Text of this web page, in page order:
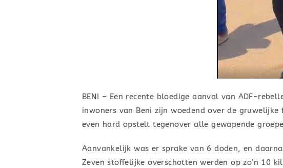
BENI – Een recente bloedige aanval van ADF-
inwoners van Beni zijn woedend over de
even hard opstelt tegenover alle gewapende
Aanvankelijk was er sprake van 6 doden, en
Zeven stoffelijke overschotten werden op zo’n 10